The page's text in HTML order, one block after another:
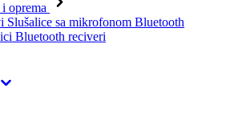
oprema
Slušalice sa mikrofonom Bluetooth
Bluetooth reciveri